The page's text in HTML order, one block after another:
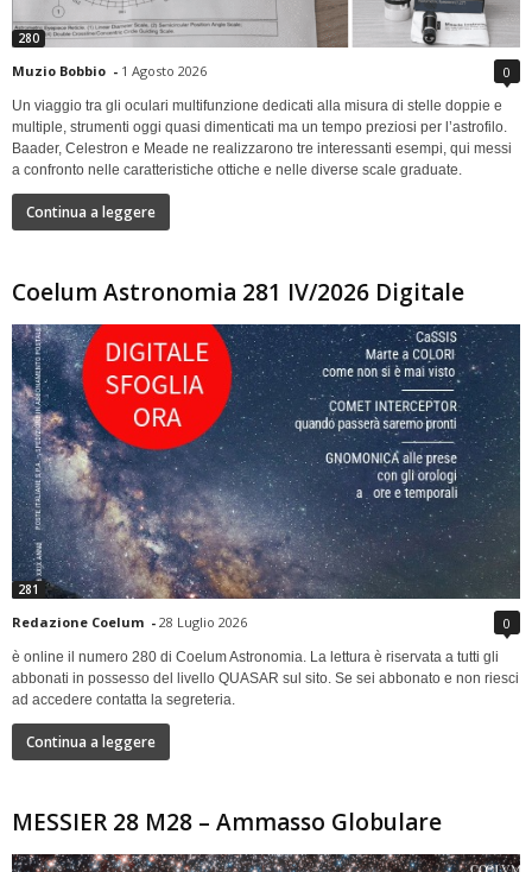
280
Muzio Bobbio - 1 Agosto 2026 0
Un viaggio tra gli oculari multifunzione dedicati alla misura di stelle doppie e
multiple, strumenti oggi quasi dimenticati ma un tempo preziosi per l’astrofilo.
Baader, Celestron e Meade ne realizzarono tre interessanti esempi, qui messi
a confronto nelle caratteristiche ottiche e nelle diverse scale graduate.
Continua a leggere
Coelum Astronomia 281 IV/2026 Digitale
281
Redazione Coelum - 28 Luglio 2026 0
è online il numero 280 di Coelum Astronomia. La lettura è riservata a tutti gli
abbonati in possesso del livello QUASAR sul sito. Se sei abbonato e non riesci
ad accedere contatta la segreteria.
Continua a leggere
MESSIER 28 M28 – Ammasso Globulare